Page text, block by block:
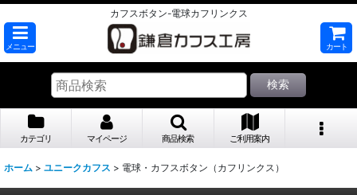
カフスボタン-電球カフリンクス
メニュー カート
検索
カテゴリ マイページ 商品検索 ご利用案内
ホーム > ユニークカフス > 電球・カフスボタン（カフリンクス）